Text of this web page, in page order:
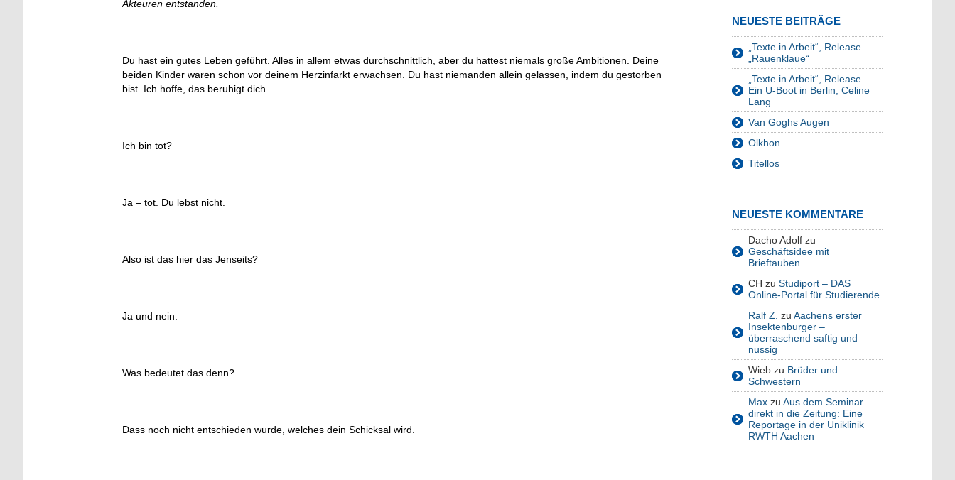
Akteuren entstanden.
————————————————————————————————————————————————————————
Du hast ein gutes Leben geführt. Alles in allem etwas durchschnittlich, aber du hattest niemals große Ambitionen. Deine
beiden Kinder waren schon vor deinem Herzinfarkt erwachsen. Du hast niemanden allein gelassen, indem du gestorben
bist. Ich hoffe, das beruhigt dich.
Ich bin tot?
Ja – tot. Du lebst nicht.
Also ist das hier das Jenseits?
Ja und nein.
Was bedeutet das denn?
Dass noch nicht entschieden wurde, welches dein Schicksal wird.
NEUESTE BEITRÄGE
„Texte in Arbeit“, Release –
„Rauenklaue“
„Texte in Arbeit“, Release –
Ein U-Boot in Berlin, Celine
Lang
Van Goghs Augen
Olkhon
Titellos
NEUESTE KOMMENTARE
Dacho Adolf zu
Geschäftsidee mit
Brieftauben
CH zu Studiport – DAS
Online-Portal für Studierende
Ralf Z. zu Aachens erster
Insektenburger –
überraschend saftig und
nussig
Wieb zu Brüder und
Schwestern
Max zu Aus dem Seminar
direkt in die Zeitung: Eine
Reportage in der Uniklinik
RWTH Aachen